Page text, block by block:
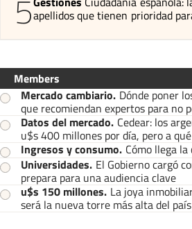
5apellidos que tienen prioridad
Members
Mercado cambiario. Dónde poner
que recomiendan expertos para no
Datos del mercado. Cedear: los
u$s 400 millones por día, pero a
Ingresos y consumo. Cómo llega
Universidades. El Gobierno cargó
prepara para una audiencia clave
u$s 150 millones. La joya
será la nueva torre más alta del